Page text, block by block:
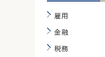
雇用
金融
税務